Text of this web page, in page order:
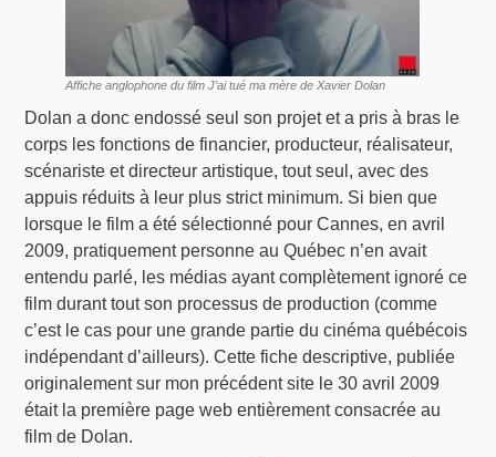
Affiche anglophone du film J’ai tué ma mère de Xavier Dolan
Dolan a donc endossé seul son projet et a pris à bras le
corps les fonctions de financier, producteur, réalisateur,
scénariste et directeur artistique, tout seul, avec des
appuis réduits à leur plus strict minimum. Si bien que
lorsque le film a été sélectionné pour Cannes, en avril
2009, pratiquement personne au Québec n’en avait
entendu parlé, les médias ayant complètement ignoré ce
film durant tout son processus de production (comme
c’est le cas pour une grande partie du cinéma québécois
indépendant d’ailleurs). Cette fiche descriptive, publiée
originalement sur mon précédent site le 30 avril 2009
était la première page web entièrement consacrée au
film de Dolan.